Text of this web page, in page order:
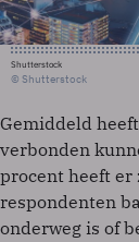
Shutterstock
© Shutterstock
Gemiddeld
verbonden
procent heeft er
respondenten
onderweg is of